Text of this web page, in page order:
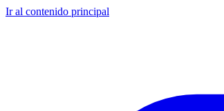
Ir al contenido principal